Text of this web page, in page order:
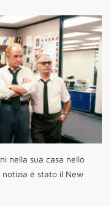
nella sua casa nello
è stato il New